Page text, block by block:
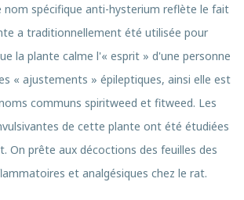
nom spécifique anti-hysterium reflète le fait
a traditionnellement été utilisée pour
la plante calme l'« esprit » d'une personne
« ajustements » épileptiques, ainsi elle est
communs spiritweed et fitweed. Les
de cette plante ont été étudiées
On prête aux décoctions des feuilles des
et analgésiques chez le rat.